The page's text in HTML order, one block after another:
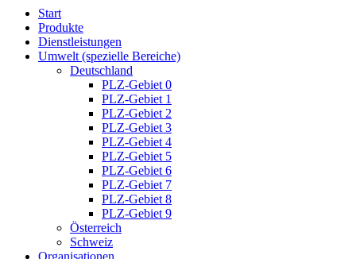
Start
Produkte
Dienstleistungen
Umwelt (spezielle Bereiche)
Deutschland
PLZ-Gebiet 0
PLZ-Gebiet 1
PLZ-Gebiet 2
PLZ-Gebiet 3
PLZ-Gebiet 4
PLZ-Gebiet 5
PLZ-Gebiet 6
PLZ-Gebiet 7
PLZ-Gebiet 8
PLZ-Gebiet 9
Österreich
Schweiz